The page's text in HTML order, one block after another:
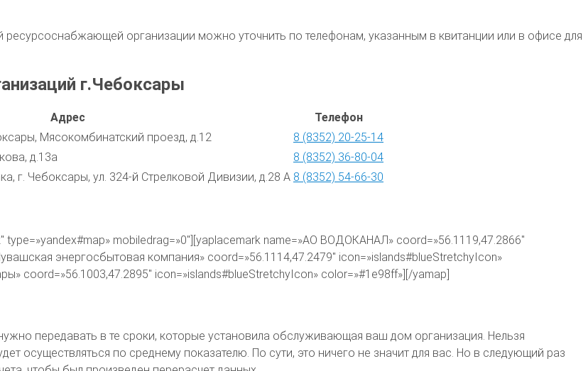
организации можно уточнить по телефонам, указанным в квитанции или в офисе для
г.Чебоксары
Адрес
Телефон
Мясокомбинатский проезд, д.12
8 (8352) 20-25-14
д.13а
8 (8352) 36-80-04
г. Чебоксары, ул. 324-й Стрелковой Дивизии, д.28 А 8 (8352) 54-66-30
type=»yandex#map» mobiledrag=»0″][yaplacemark name=»АО ВОДОКАНАЛ» coord=»56.1119,47.2866″
энергосбытовая компания» coord=»56.1114,47.2479″ icon=»islands#blueStretchyIcon»
coord=»56.1003,47.2895″ icon=»islands#blueStretchyIcon» color=»#1e98ff»][/yamap]
передавать в те сроки, которые установила обслуживающая ваш дом организация. Нельзя
осуществляться по среднему показателю. По сути, это ничего не значит для вас. Но в следующий раз